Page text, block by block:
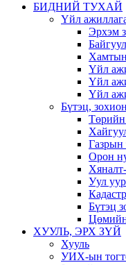
БИДНИЙ ТУХАЙ
Үйл
Эрхэм
Үйл
Үйл
Үйл
Бүтэц,
Төрийн
Газрын
Орон
Уул
Бүтэц
Цөмийн
ХУУЛЬ, ЭРХ ЗҮЙ
Хууль
УИХ-ын